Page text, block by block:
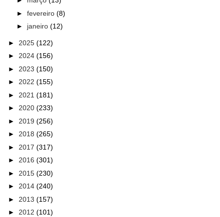
► fevereiro (8)
► janeiro (12)
► 2025 (122)
► 2024 (156)
► 2023 (150)
► 2022 (155)
► 2021 (181)
► 2020 (233)
► 2019 (256)
► 2018 (265)
► 2017 (317)
► 2016 (301)
► 2015 (230)
► 2014 (240)
► 2013 (157)
► 2012 (101)